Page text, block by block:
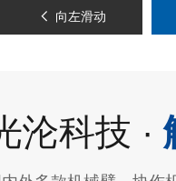
向左滑动
沦科技 ·